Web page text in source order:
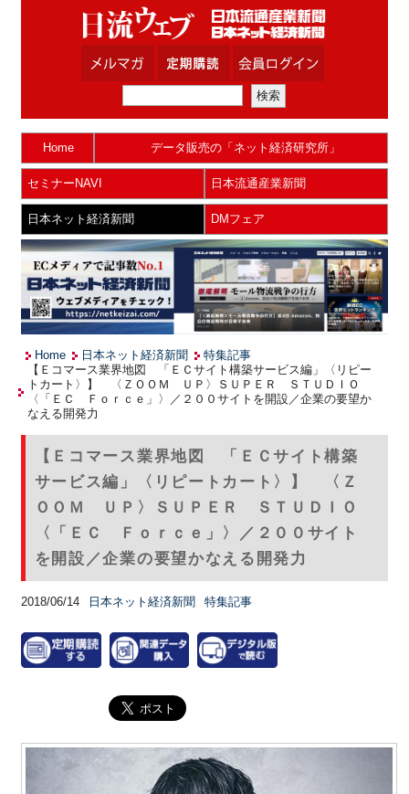
Home データ販売の「ネット経済研究所」
セミナーNAVI 日本流通産業新聞
日本ネット経済新聞 DMフェア
Home 日本ネット経済新聞
特集記事
【Ｅコマース業界地図 「ＥＣサイト構築サービス編」〈リピー
トカート〉】 〈ＺＯＯＭ ＵＰ〉ＳＵＰＥＲ ＳＴＵＤＩＯ
〈「ＥＣ Ｆｏｒｃｅ」〉／２００サイトを開設／企業の要望か
なえる開発力
【Ｅコマース業界地図 「ＥＣサイト構築
サービス編」〈リピートカート〉】 〈Ｚ
ＯＯＭ ＵＰ〉ＳＵＰＥＲ ＳＴＵＤＩＯ
〈「ＥＣ Ｆｏｒｃｅ」〉／２００サイト
を開設／企業の要望かなえる開発力
2018/06/14 日本ネット経済新聞 特集記事